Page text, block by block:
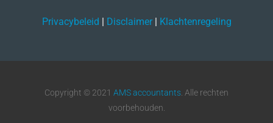
Privacybeleid | Disclaimer| Klachtenregeling
Copyright © 2021 AMS accountants . Alle rechten
voorbehouden.